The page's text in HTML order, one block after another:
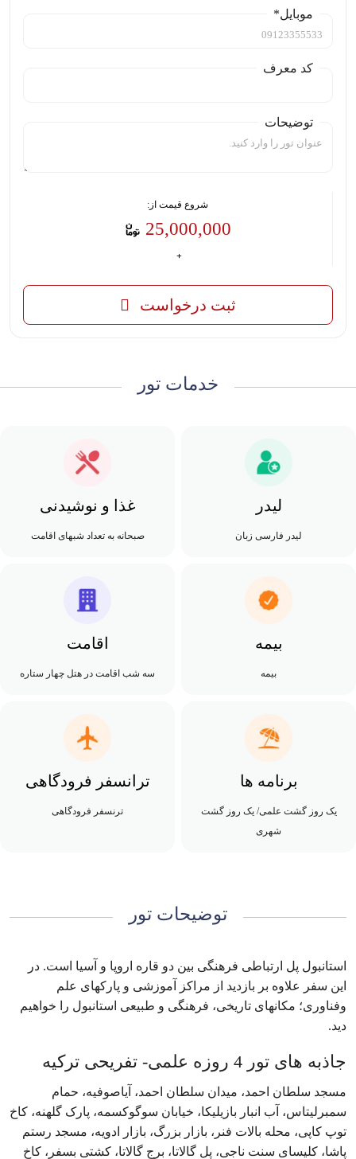
موبایل*
کد معرف
توضیحات
شروع قیمت از:
25,000,000
ثبت درخواست
خدمات تور
لیدر
لیدر فارسی زبان
غذا و نوشیدنی
صبحانه به تعداد شبهای اقامت
بیمه
بیمه
اقامت
سه شب اقامت در هتل چهار ستاره
برنامه ها
یک روز گشت علمی/ یک روز گشت
شهری
ترانسفر فرودگاهی
ترنسفر فرودگاهی
توضیحات تور
استانبول پل ارتباطی فرهنگی بین دو قاره اروپا و آسیا است. در
این سفر علاوه بر بازدید از مراکز آموزشی و پارکهای علم
وفناوری؛ مکانهای تاریخی، فرهنگی و طبیعی استانبول را خواهیم
دید.
جاذبه های تور 4 روزه علمی- تفریحی ترکیه
مسجد سلطان احمد، میدان سلطان احمد، آیاصوفیه، حمام
سمبرلیتاس، آب ‌انبار بازیلیکا، خیابان سوگوکسمه، پارک گلهنه، کاخ
توپ ‌کاپی، محله بالات فنر، بازار بزرگ، بازار ادویه، مسجد رستم
پاشا، کلیسای سنت ناجی، پل گالاتا، برج گالاتا، کشتی بسفر، کاخ